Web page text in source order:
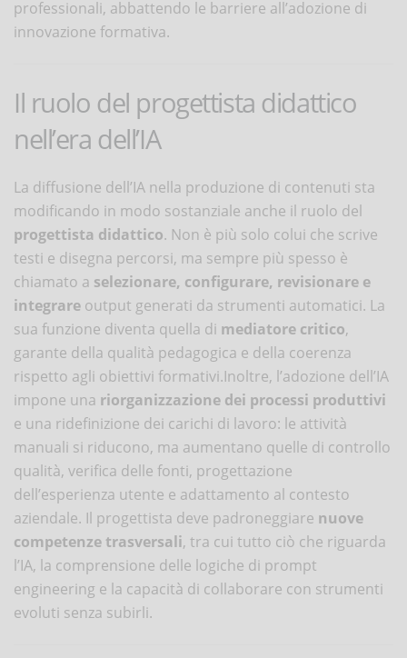
professionali, abbattendo le barriere all’adozione di
innovazione formativa.
Il ruolo del progettista didattico
nell’era dell’IA
La diffusione dell’IA nella produzione di contenuti sta
modificando in modo sostanziale anche il ruolo del
progettista didattico. Non è più solo colui che scrive
testi e disegna percorsi, ma sempre più spesso è
chiamato a selezionare, configurare, revisionare e
integrare output generati da strumenti automatici. La
sua funzione diventa quella di mediatore critico,
garante della qualità pedagogica e della coerenza
rispetto agli obiettivi formativi.Inoltre, l’adozione dell’IA
impone una riorganizzazione dei processi produttivi
e una ridefinizione dei carichi di lavoro: le attività
manuali si riducono, ma aumentano quelle di controllo
qualità, verifica delle fonti, progettazione
dell’esperienza utente e adattamento al contesto
aziendale. Il progettista deve padroneggiare nuove
competenze trasversali, tra cui tutto ciò che riguarda
l’IA, la comprensione delle logiche di prompt
engineering e la capacità di collaborare con strumenti
evoluti senza subirli.